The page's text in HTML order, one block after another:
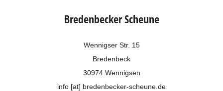
Bredenbecker Scheune
Wennigser Str. 15
Bredenbeck
30974 Wennigsen
info [at] bredenbecker-scheune.de